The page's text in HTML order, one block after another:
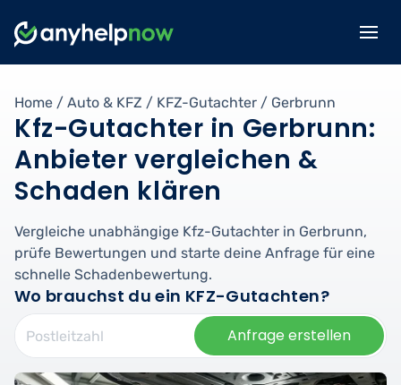
Home / Auto & KFZ / KFZ-Gutachter / Gerbrunn
Kfz-Gutachter in Gerbrunn:
Anbieter vergleichen &
Schaden klären
Vergleiche unabhängige Kfz-Gutachter in Gerbrunn,
prüfe Bewertungen und starte deine Anfrage für eine
schnelle Schadenbewertung.
Wo brauchst du ein KFZ-Gutachten?
Anfrage erstellen